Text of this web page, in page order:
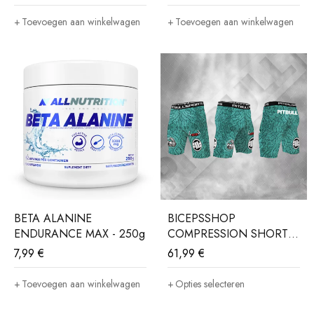
Toevoegen aan winkelwagen Toevoegen aan winkelwagen
BETA ALANINE
ENDURANCE MAX - 250g
7,99€
Toevoegen aan winkelwagen
BICEPSSHOP
COMPRESSION SHORTS
- MINT
61,99€
Opties selecteren